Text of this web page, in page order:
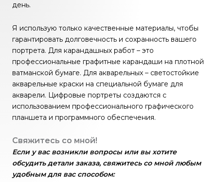
день.
Я использую только качественные материалы, чтобы
гарантировать долговечность и сохранность вашего
портрета. Для карандашных работ – это
профессиональные графитные карандаши на плотной
ватманской бумаге. Для акварельных – светостойкие
акварельные краски на специальной бумаге для
акварели. Цифровые портреты создаются с
использованием профессионального графического
планшета и программного обеспечения.
Свяжитесь со мной!
Если у вас возникли вопросы или вы хотите
обсудить детали заказа, свяжитесь со мной любым
удобным для вас способом: